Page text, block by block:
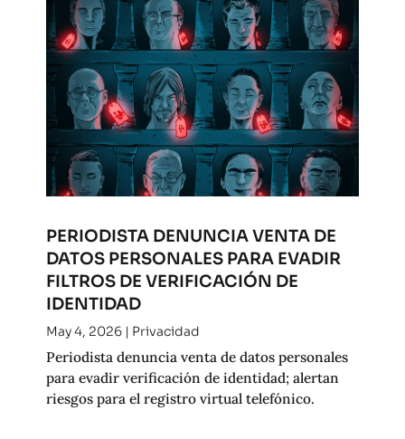
PERIODISTA DENUNCIA VENTA DE
DATOS PERSONALES PARA EVADIR
FILTROS DE VERIFICACIÓN DE
IDENTIDAD
May 4, 2026| Privacidad
Periodista denuncia venta de datos personales
para evadir verificación de identidad; alertan
riesgos para el registro virtual telefónico.